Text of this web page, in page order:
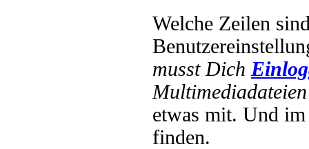
Welche Zeilen
musst Dich
etwas mit. Und
finden.